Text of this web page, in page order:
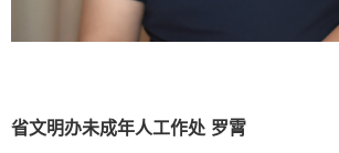
省文明办未成年人工作处 罗霄